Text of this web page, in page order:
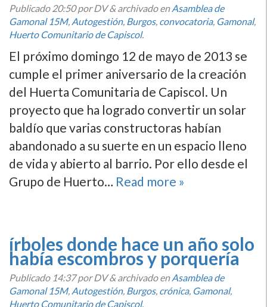
Publicado20:50por DV&archivado enAsamblea de
Gamonal 15M, Autogestión, Burgos, convocatoria, Gamonal,
Huerto Comunitario de Capiscol.
El próximo domingo 12 de mayo de 2013 se
cumple el primer aniversario de la creación
del Huerta Comunitaria de Capiscol. Un
proyecto que ha logrado convertir un solar
baldí­o que varias constructoras habí­an
abandonado a su suerte en un espacio lleno
de vida y abierto al barrio. Por ello desde el
Grupo de Huerto… Read more »
írboles donde hace un año solo
habí­a escombros y porquerí­a
Publicado 14:37por DV&archivado enAsamblea de
Gamonal 15M, Autogestión, Burgos, crónica, Gamonal,
Huerto Comunitario de Capiscol.